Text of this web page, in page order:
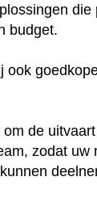
die
budget.
ook
de
zodat uw